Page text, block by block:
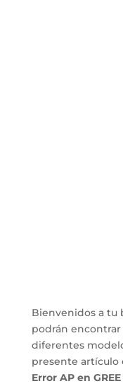
Bienvenidos a tu
podrán
diferentes
presente artículo
Error AP en GREE